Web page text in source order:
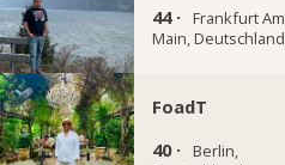
44 ·
Frankfurt Am
Main, Deutschland
FoadT
40 ·
Berlin,